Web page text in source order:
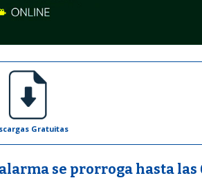
Gratuitas
se prorroga hasta las